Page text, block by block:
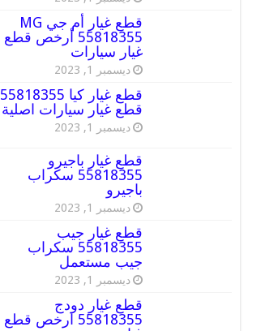
قطع غيار أم جي MG
55818355 أرخص قطع
غيار سيارات
ديسمبر 1, 2023
قطع غيار كيا 55818355
قطع غيار سيارات اصلية
ديسمبر 1, 2023
قطع غيار باجيرو
55818355 سكراب
باجيرو
ديسمبر 1, 2023
قطع غيار جيب
55818355 سكراب
جيب مستعمل
ديسمبر 1, 2023
قطع غيار دودج
55818355 ارخص قطع